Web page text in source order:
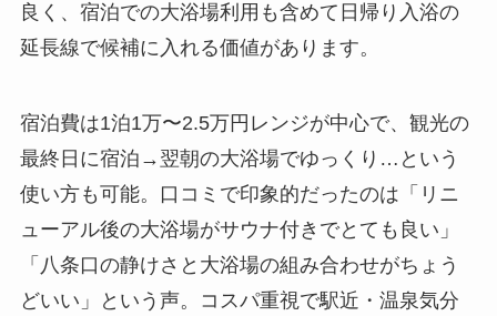
良く、宿泊での大浴場利用も含めて日帰り入浴の
延長線で候補に入れる価値があります。
宿泊費は1泊1万〜2.5万円レンジが中心で、観光の
最終日に宿泊→翌朝の大浴場でゆっくり…という
使い方も可能。口コミで印象的だったのは「リニ
ューアル後の大浴場がサウナ付きでとても良い」
「八条口の静けさと大浴場の組み合わせがちょう
どいい」という声。コスパ重視で駅近・温泉気分